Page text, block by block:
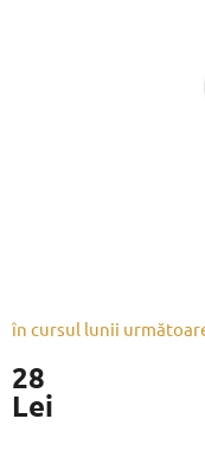
28
Lei
în cursul lunii